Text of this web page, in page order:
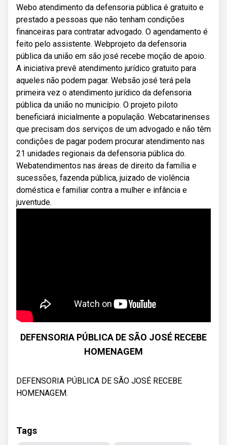
Webo atendimento da defensoria pública é gratuito e
prestado a pessoas que não tenham condições
financeiras para contratar advogado. O agendamento é
feito pelo assistente. Webprojeto da defensoria
pública da união em são josé recebe moção de apoio.
A iniciativa prevê atendimento jurídico gratuito para
aqueles não podem pagar. Websão josé terá pela
primeira vez o atendimento jurídico da defensoria
pública da união no município. O projeto piloto
beneficiará inicialmente a população. Webcatarinenses
que precisam dos serviços de um advogado e não têm
condições de pagar podem procurar atendimento nas
21 unidades regionais da defensoria pública do.
Webatendimentos nas áreas de direito da família e
sucessões, fazenda pública, juizado de violência
doméstica e familiar contra a mulher e infância e
juventude.
DEFENSORIA PÚBLICA DE SÃO JOSÉ RECEBE
HOMENAGEM
DEFENSORIA PÚBLICA DE SÃO JOSÉ RECEBE
HOMENAGEM.
Tags